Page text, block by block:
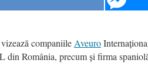
companiile Aveuro
România, precum și firma